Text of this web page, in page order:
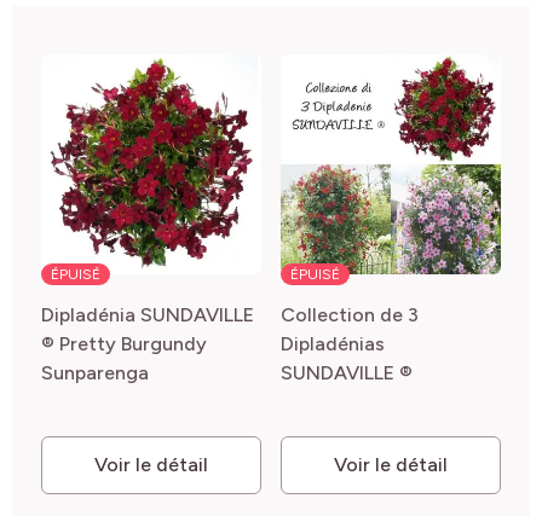
ÉPUISÉ
Dipladénia SUNDAVILLE
® Pretty Burgundy
Sunparenga
Voir le détail
ÉPUISÉ
Collection de 3
Dipladénias
SUNDAVILLE ®
Voir le détail